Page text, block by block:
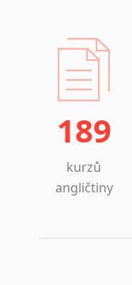
189
kurzů
angličtiny